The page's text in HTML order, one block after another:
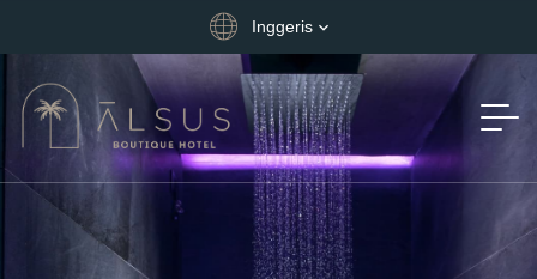
Inggeris